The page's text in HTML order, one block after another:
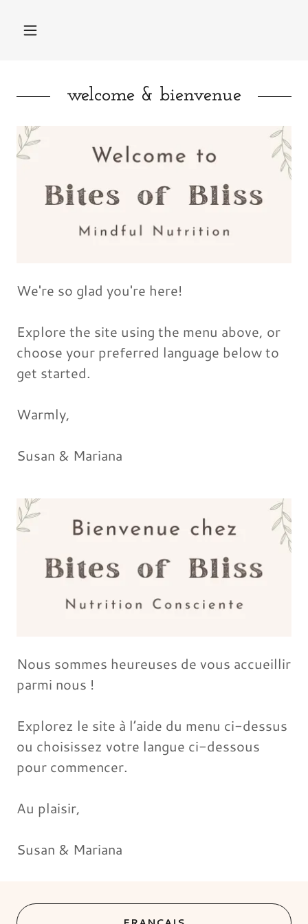
welcome & bienvenue
We're so glad you're here!
Explore the site using the menu above, or
choose your preferred language below to
get started.
Warmly,
Susan & Mariana
Nous sommes heureuses de vous accueillir
parmi nous !
Explorez le site à l’aide du menu ci-dessus
ou choisissez votre langue ci-dessous
pour commencer.
Au plaisir,
Susan & Mariana